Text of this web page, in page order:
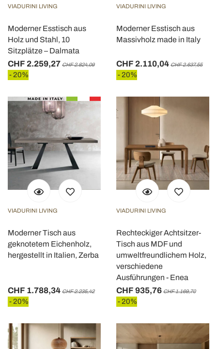
VIADURINI LIVING
Moderner Esstisch aus
Holz und Stahl, 10
Sitzplätze – Dalmata
CHF 2.259,27 CHF 2.824,09
- 20%
VIADURINI LIVING
Moderner Esstisch aus
Massivholz made in Italy
CHF 2.110,04 CHF 2.637,55
- 20%
VIADURINI LIVING
Moderner Tisch aus
geknotetem Eichenholz,
hergestellt in Italien, Zerba
CHF 1.788,34 CHF 2.235,42
- 20%
VIADURINI LIVING
Rechteckiger Achtsitzer-
Tisch aus MDF und
umweltfreundlichem Holz,
verschiedene
Ausführungen - Enea
CHF 935,76 CHF 1.169,70
- 20%